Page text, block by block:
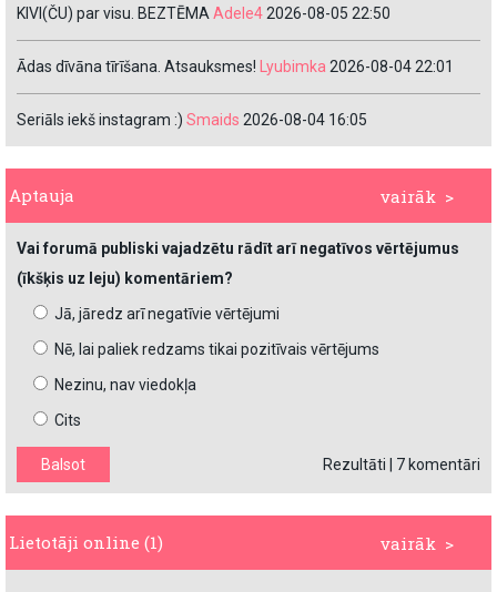
KIVI(ČU) par visu. BEZTĒMAAdele42026-08-05 22:50
Ādas dīvāna tīrīšana. Atsauksmes! Lyubimka 2026-08-04 22:01
Seriāls iekš instagram :) Smaids 2026-08-04 16:05
vairāk >
Aptauja
Vai forumā publiski vajadzētu rādīt arī negatīvos vērtējumus
(īkšķis uz leju) komentāriem?
Jā, jāredz arī negatīvie vērtējumi
Nē, lai paliek redzams tikai pozitīvais vērtējums
Nezinu, nav viedokļa
Cits
Rezultāti 7 komentāri
vairāk >
Lietotāji online (1)